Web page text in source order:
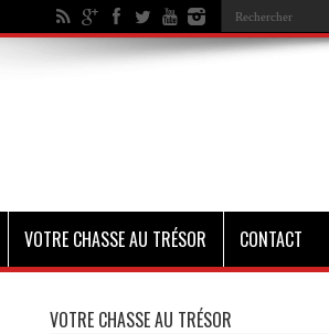
VOTRE CHASSE AU TRÉSOR CONTACT
VOTRE CHASSE AU TRÉSOR